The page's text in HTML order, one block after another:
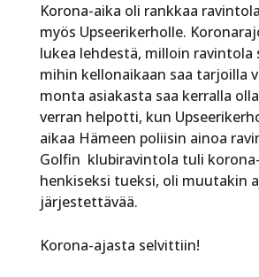
Korona-aika oli rankkaa
myös Upseerikerholle.
lukea lehdestä, milloin ravintola
mihin kellonaikaan saa tarjoilla
monta asiakasta saa kerralla
verran helpotti, kun
aikaa Hämeen poliisin ainoa
Golfin klubiravintola tuli
henkiseksi tueksi, oli muutakin
järjestettävää.
Korona-ajasta selvittiin!